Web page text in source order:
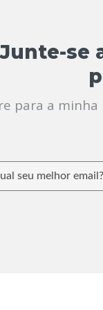
se
para a minha